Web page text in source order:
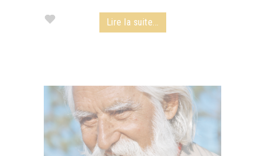
Lire la suite...